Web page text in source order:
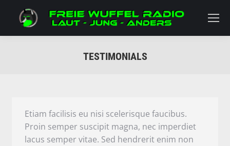
TESTIMONIALS
Etiam facilisis eu nisi scelerisque faucibus.
Proin semper suscipit magna, nec imperdiet
lacus semper vitae. Sed hendrerit enim non